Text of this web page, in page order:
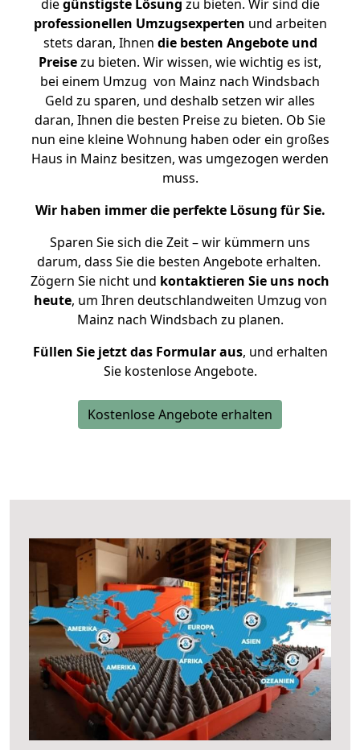
diegünstigste Lösung zu bieten. Wir sind die
professionellen Umzugsexperten und arbeiten
stets daran, Ihnen die besten Angebote und
Preisezu bieten. Wir wissen, wie wichtig es ist,
bei einem Umzug von Mainz nach Windsbach
Geld zu sparen, und deshalb setzen wir alles
daran, Ihnen die besten Preise zu bieten. Ob Sie
nun eine kleine Wohnung haben oder ein großes
Haus in Mainz besitzen, was umgezogen werden
muss.
Wir haben immer die perfekte Lösung für Sie.
Sparen Sie sich die Zeit – wir kümmern uns
darum, dass Sie die besten Angebote erhalten.
Zögern Sie nicht und kontaktieren Sie uns noch
heute, um Ihren deutschlandweiten Umzug von
Mainz nach Windsbach zu planen.
Füllen Sie jetzt das Formular aus, und erhalten
Sie kostenlose Angebote.
Kostenlose Angebote erhalten